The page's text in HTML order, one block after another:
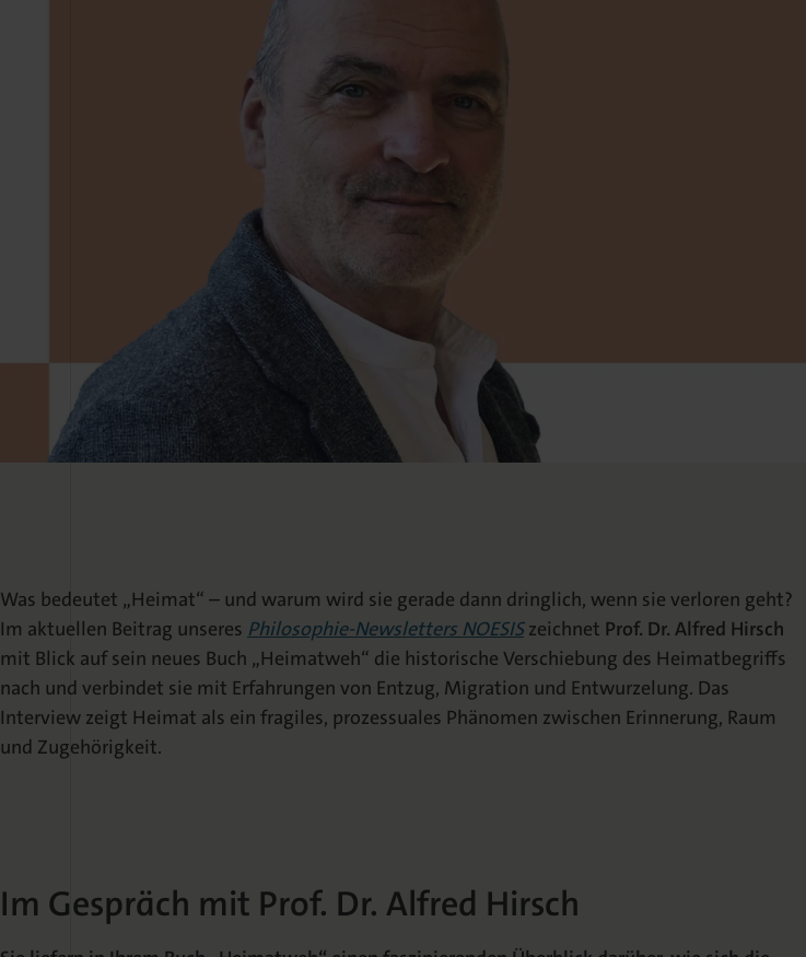
Was bedeutet „Heimat“ – und warum wird sie gerade dann dringlich, wenn sie verloren geht?
Im aktuellen Beitrag unseres Philosophie-Newsletters NOESISzeichnet Prof. Dr. Alfred Hirsch
mit Blick auf sein neues Buch „Heimatweh“ die historische Verschiebung des Heimatbegriffs
nach und verbindet sie mit Erfahrungen von Entzug, Migration und Entwurzelung. Das
Interview zeigt Heimat als ein fragiles, prozessuales Phänomen zwischen Erinnerung, Raum
und Zugehörigkeit.
Im Gespräch mit Prof. Dr. Alfred Hirsch